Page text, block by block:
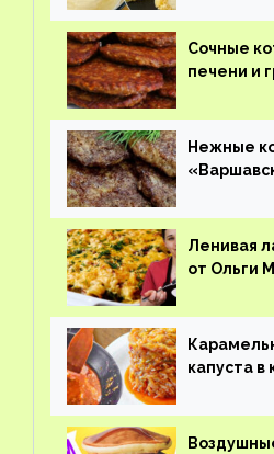
Сочные
печени и
Нежные
Ленивая
от Ольги
капуста в